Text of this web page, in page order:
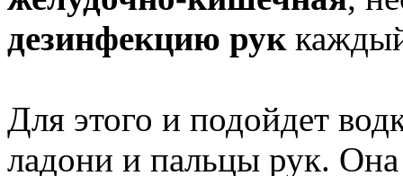
дезинфекцию рук
Для этого и подойдет
ладони и пальцы рук.